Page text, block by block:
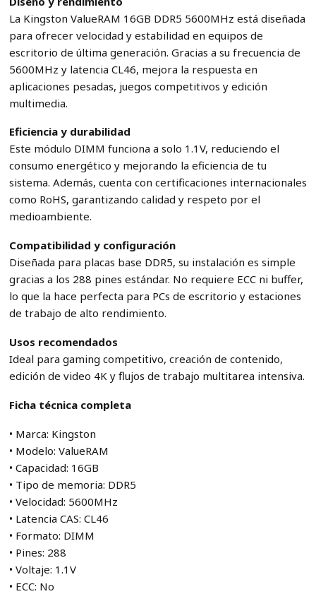
La Kingston ValueRAM 16GB DDR5 5600MHz está diseñada
para ofrecer velocidad y estabilidad en equipos de
escritorio de última generación. Gracias a su frecuencia de
5600MHz y latencia CL46, mejora la respuesta en
aplicaciones pesadas, juegos competitivos y edición
multimedia.
Eficiencia y durabilidad
Este módulo DIMM funciona a solo 1.1V, reduciendo el
consumo energético y mejorando la eficiencia de tu
sistema. Además, cuenta con certificaciones internacionales
como RoHS, garantizando calidad y respeto por el
medioambiente.
Compatibilidad y configuración
Diseñada para placas base DDR5, su instalación es simple
gracias a los 288 pines estándar. No requiere ECC ni buffer,
lo que la hace perfecta para PCs de escritorio y estaciones
de trabajo de alto rendimiento.
Usos recomendados
Ideal para gaming competitivo, creación de contenido,
edición de video 4K y flujos de trabajo multitarea intensiva.
Ficha técnica completa
• Marca: Kingston
• Modelo: ValueRAM
• Capacidad: 16GB
• Tipo de memoria: DDR5
• Velocidad: 5600MHz
• Latencia CAS: CL46
• Formato: DIMM
• Pines: 288
• Voltaje: 1.1V
• ECC: No